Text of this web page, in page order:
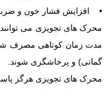
• افزایش فشار خون و
محرک های تجویزی می توانند
مدت زمان کوتاهی مصرف
گمانی) و پرخاشگری شوند.
محرک های تجویزی هرگز